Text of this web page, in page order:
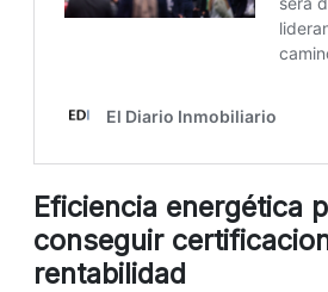
Eficiencia energética
conseguir
rentabilidad